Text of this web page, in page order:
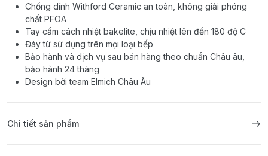
Chống dính Withford Ceramic an toàn, không giải phóng
chất PFOA
Tay cầm cách nhiệt bakelite, chịu nhiệt lên đến 180 độ C
Đáy từ sử dụng trên mọi loại bếp
Bảo hành và dịch vụ sau bán hàng theo chuẩn Châu âu,
bảo hành 24 tháng
Design bởi team Elmich Châu Âu
Chi tiết sản phẩm